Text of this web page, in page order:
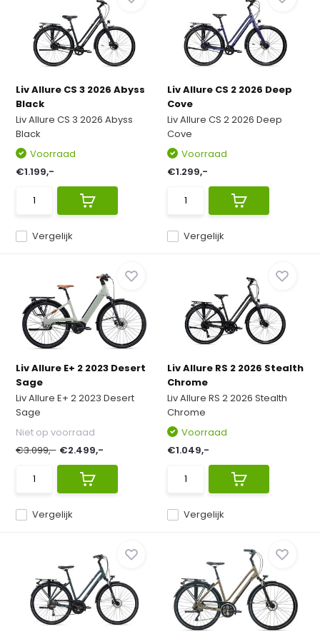
Liv Allure CS 3 2026 Abyss
Black
Liv Allure CS 3 2026 Abyss
Black
Vergelijk
Voorraad
€1.199,-
Liv Allure CS 2 2026 Deep
Cove
Liv Allure CS 2 2026 Deep
Cove
Vergelijk
Voorraad
€1.299,-
Liv Allure E+ 2 2023 Desert
Sage
Liv Allure E+ 2 2023 Desert
Sage
Vergelijk
Niet op voorraad
€3.099,- €2.499,-
Liv Allure RS 2 2026 Stealth
Chrome
Liv Allure RS 2 2026 Stealth
Chrome
Vergelijk
Voorraad
€1.049,-